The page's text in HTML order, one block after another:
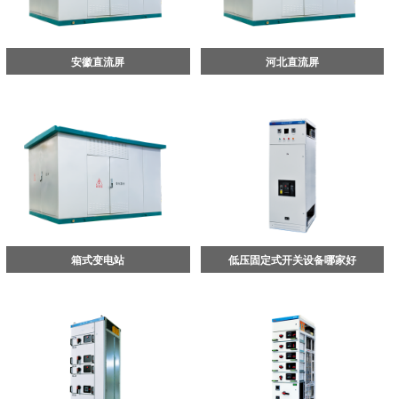
安徽直流屏 河北直流屏
箱式变电站 低压固定式开关设备哪家好